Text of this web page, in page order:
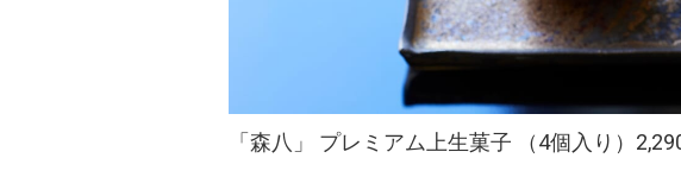
「森八」 プレミアム上生菓子 （4個入り）